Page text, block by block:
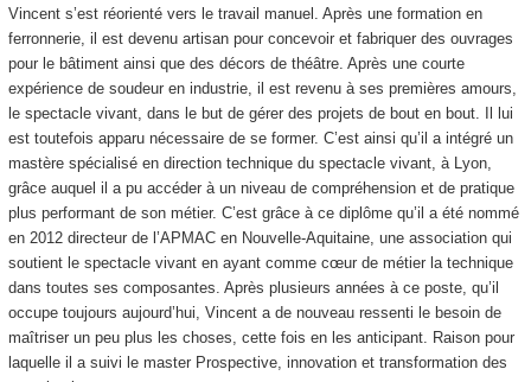
Vincent s’est réorienté vers le travail manuel. Après une formation en
ferronnerie, il est devenu artisan pour concevoir et fabriquer des ouvrages
pour le bâtiment ainsi que des décors de théâtre. Après une courte
expérience de soudeur en industrie, il est revenu à ses premières amours,
le spectacle vivant, dans le but de gérer des projets de bout en bout. Il lui
est toutefois apparu nécessaire de se former. C’est ainsi qu’il a intégré un
mastère spécialisé en direction technique du spectacle vivant, à Lyon,
grâce auquel il a pu accéder à un niveau de compréhension et de pratique
plus performant de son métier. C’est grâce à ce diplôme qu’il a été nommé
en 2012 directeur de l’APMAC en Nouvelle-Aquitaine, une association qui
soutient le spectacle vivant en ayant comme cœur de métier la technique
dans toutes ses composantes. Après plusieurs années à ce poste, qu’il
occupe toujours aujourd’hui, Vincent a de nouveau ressenti le besoin de
maîtriser un peu plus les choses, cette fois en les anticipant. Raison pour
laquelle il a suivi le master Prospective, innovation et transformation des